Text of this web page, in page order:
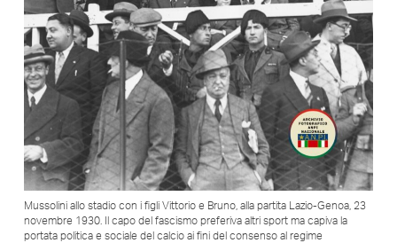
Mussolini allo stadio con i figli Vittorio e Bruno, alla partita Lazio-Genoa, 23
novembre 1930. Il capo del fascismo preferiva altri sport ma capiva la
portata politica e sociale del calcio ai fini del consenso al regime